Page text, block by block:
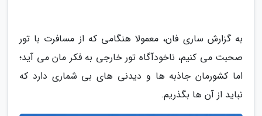
به گزارش ساری فان، معمولا هنگامی که از مسافرت با تور
صحبت می کنیم، ناخودآگاه تور خارجی به فکر مان می آید؛
اما کشورمان جاذبه ها و دیدنی های بی شماری دارد که
نباید از آن ها بگذریم.